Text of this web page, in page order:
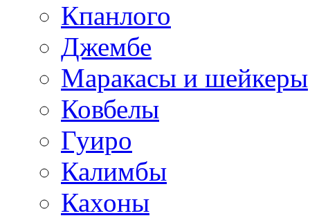
Кпанлого
Джембе
Маракасы и шейкеры
Ковбелы
Гуиро
Калимбы
Кахоны